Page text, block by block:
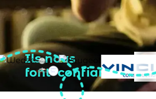
Ils nous
font confiance